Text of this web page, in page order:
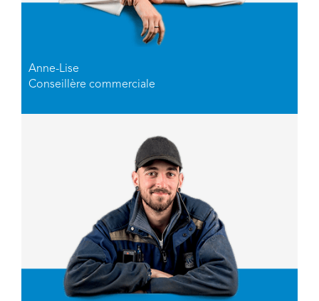
Anne-Lise
Conseillère commerciale